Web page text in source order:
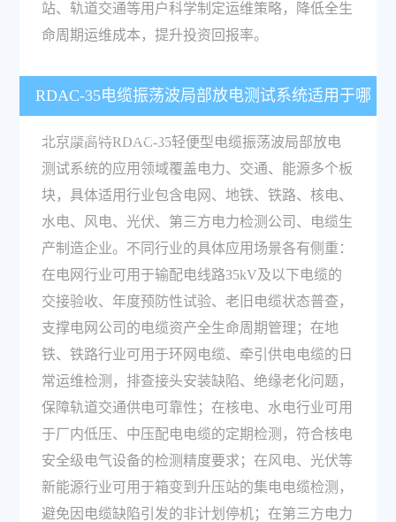
站、轨道交通等用户科学制定运维策略，降低全生
命周期运维成本，提升投资回报率。
RDAC-35电缆振荡波局部放电测试系统适用于哪
些行业和应用场景？
北京康高特RDAC-35轻便型电缆振荡波局部放电
测试系统的应用领域覆盖电力、交通、能源多个板
块，具体适用行业包含电网、地铁、铁路、核电、
水电、风电、光伏、第三方电力检测公司、电缆生
产制造企业。不同行业的具体应用场景各有侧重：
在电网行业可用于输配电线路35kV及以下电缆的
交接验收、年度预防性试验、老旧电缆状态普查，
支撑电网公司的电缆资产全生命周期管理；在地
铁、铁路行业可用于环网电缆、牵引供电电缆的日
常运维检测，排查接头安装缺陷、绝缘老化问题，
保障轨道交通供电可靠性；在核电、水电行业可用
于厂内低压、中压配电电缆的定期检测，符合核电
安全级电气设备的检测精度要求；在风电、光伏等
新能源行业可用于箱变到升压站的集电电缆检测，
避免因电缆缺陷引发的非计划停机；在第三方电力